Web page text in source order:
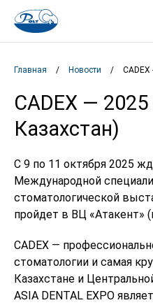
Главная / Новости /
CADEX —
Казахстан)
С 9 по 11 октября 2025
Международной
стоматологической
пройдет в ВЦ «Атакент»
CADEX —
стоматологии и самая
Казахстане и
ASIA DENTAL EXPO